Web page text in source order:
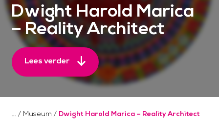
Dwight Harold Marica
– Reality Architect
Lees verder
/ Museum / Dwight Harold Marica – Reality Architect